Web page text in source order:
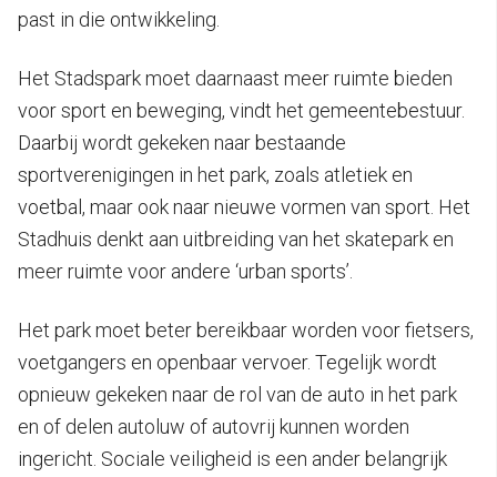
past in die ontwikkeling.
Het Stadspark moet daarnaast meer ruimte bieden
voor sport en beweging, vindt het gemeentebestuur.
Daarbij wordt gekeken naar bestaande
sportverenigingen in het park, zoals atletiek en
voetbal, maar ook naar nieuwe vormen van sport. Het
Stadhuis denkt aan uitbreiding van het skatepark en
meer ruimte voor andere ‘urban sports’.
Het park moet beter bereikbaar worden voor fietsers,
voetgangers en openbaar vervoer. Tegelijk wordt
opnieuw gekeken naar de rol van de auto in het park
en of delen autoluw of autovrij kunnen worden
ingericht. Sociale veiligheid is een ander belangrijk